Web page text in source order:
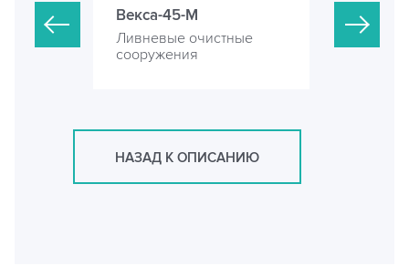
Векса-45-М
Ливневые очистные
сооружения
Векса-
Ливневые
НАЗАД К ОПИСАНИЮ